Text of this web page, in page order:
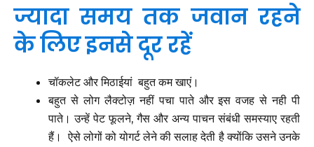
ज्यादा समय तक जवान रहने
के लिए इनसे दूर रहें
चॉकलेट और मिठाईयां बहुत कम खाएं।
बहुत से लोग लैक्टोज़ नहीं पचा पाते और इस वजह से नही पी
पाते। उन्हें पेट फूलने, गैस और अन्य पाचन संबंधी समस्याए रहती
हैं। ऐसे लोगों को योगर्ट लेने की सलाह देती है क्योंकि उसने उनके